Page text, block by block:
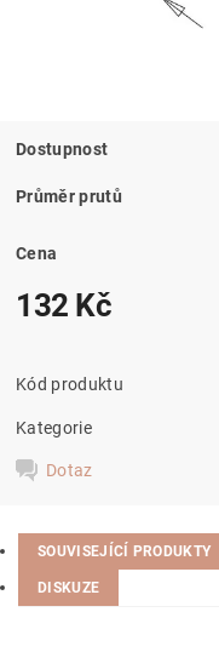
Dostupnost
Průměr prutů
Cena
132 Kč
Kód produktu
Kategorie
Dotaz
SOUVISEJÍCÍ PRODUKTY
DISKUZE